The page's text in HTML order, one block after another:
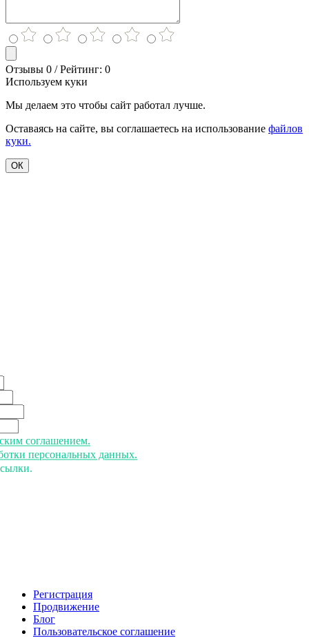
Отзывы 0 / Рейтинг: 0
Используем куки
Мы делаем это чтобы сайт работал лучше.
Оставаясь на сайте, вы соглашаетесь на использование файлов
куки.
ОК
соглашением.
персональных данных.
Регистрация
Продвижение
Блог
Пользовательское соглашение